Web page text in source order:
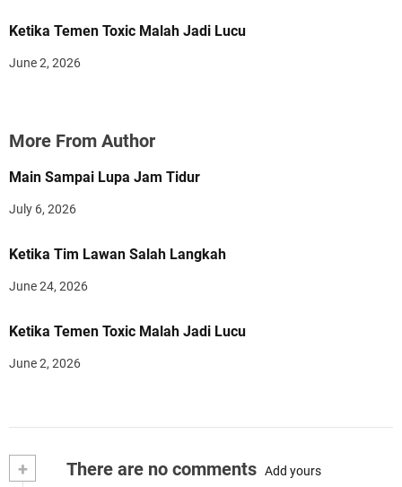
Ketika Temen Toxic Malah Jadi Lucu
June 2, 2026
More From Author
Main Sampai Lupa Jam Tidur
July 6, 2026
Ketika Tim Lawan Salah Langkah
June 24, 2026
Ketika Temen Toxic Malah Jadi Lucu
June 2, 2026
+ There are no comments Add yours